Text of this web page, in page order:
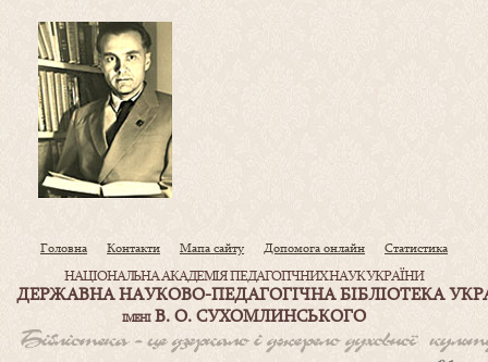
Головна Контакти Мапа сайту Допомога онлайн Статистика
НАЦІОНАЛЬНА АКАДЕМІЯ ПЕДАГОГІЧНИХ НАУК УКРАЇНИ
ДЕРЖАВНА НАУКОВО-ПЕДАГОГІЧНА БІБЛІОТЕКА
ІМЕНІВ. О. СУХОМЛИНСЬКОГО